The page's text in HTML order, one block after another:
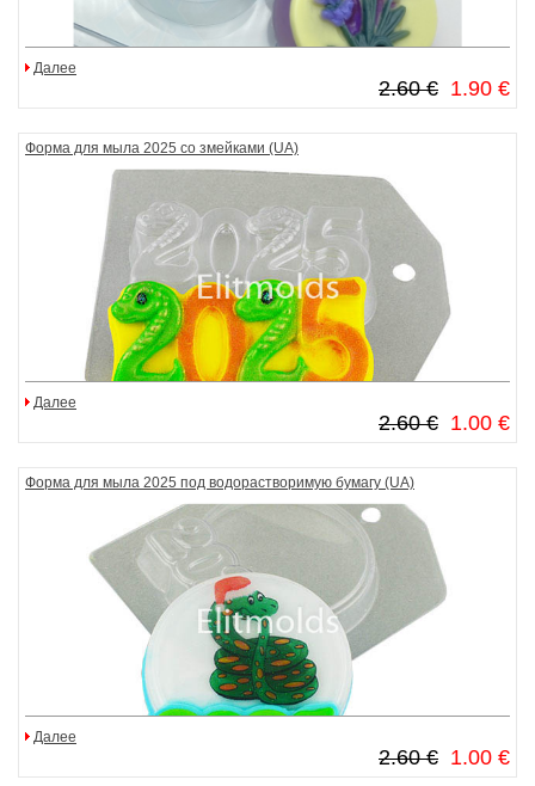
Далее
1.90 €
2.60 €
Форма для мыла 2025 со змейками (UA)
Далее
1.00 €
2.60 €
Форма для мыла 2025 под водорастворимую бумагу (UA)
Далее
1.00 €
2.60 €